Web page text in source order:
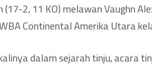
(17-2, 11 KO) melawan Vaughn
Continental Amerika Utara
dalam sejarah tinju, acara